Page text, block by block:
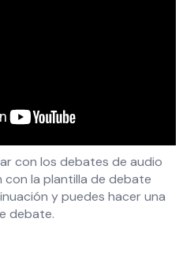
con los debates de audio
la plantilla de debate
y puedes hacer una
debate.